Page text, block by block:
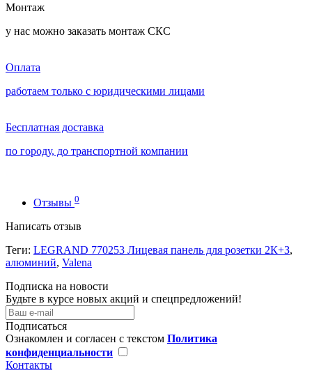
Монтаж
у нас можно заказать монтаж СКС
Оплата
работаем только с юридическими лицами
Бесплатная доставка
по городу, до транспортной компании
Отзывы 0
Написать отзыв
Теги: LEGRAND 770253 Лицевая панель для розетки 2К+З,
алюминий, Valena
Подписка на новости
Будьте в курсе новых акций и спецпредложений!
Подписаться
Ознакомлен и согласен с текстом Политика
конфиденциальности
Контакты